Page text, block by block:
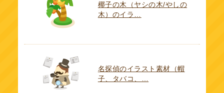
椰子の木（ヤシの木/やしの
木）のイラ…
名探偵のイラスト素材（帽
子、タバコ、…